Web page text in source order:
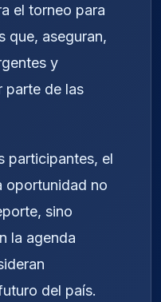
el torneo para
que, aseguran,
y
parte de las
participantes, el
oportunidad no
sino
la agenda
del país.